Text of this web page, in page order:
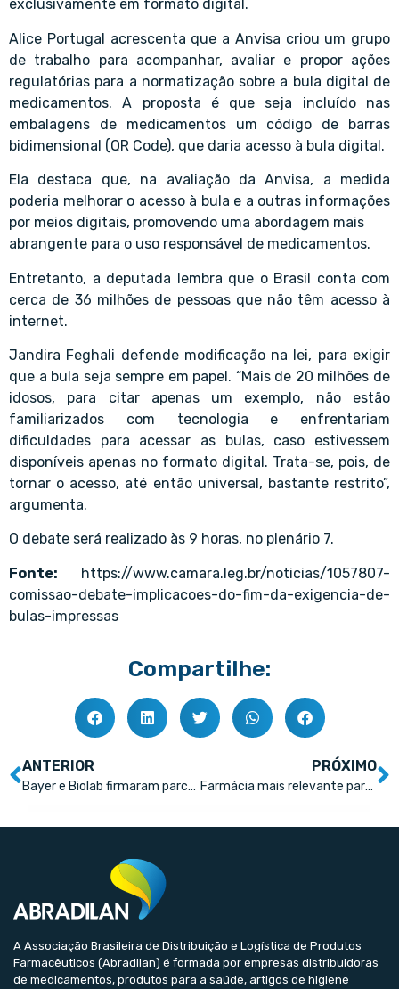
exclusivamente em formato digital.
Alice Portugal acrescenta que a Anvisa criou um grupo
de trabalho para acompanhar, avaliar e propor ações
regulatórias para a normatização sobre a bula digital de
medicamentos. A proposta é que seja incluído nas
embalagens de medicamentos um código de barras
bidimensional (QR Code), que daria acesso à bula digital.
Ela destaca que, na avaliação da Anvisa, a medida
poderia melhorar o acesso à bula e a outras informações
por meios digitais, promovendo uma abordagem mais
abrangente para o uso responsável de medicamentos.
Entretanto, a deputada lembra que o Brasil conta com
cerca de 36 milhões de pessoas que não têm acesso à
internet.
Jandira Feghali defende modificação na lei, para exigir
que a bula seja sempre em papel. “Mais de 20 milhões de
idosos, para citar apenas um exemplo, não estão
familiarizados com tecnologia e enfrentariam
dificuldades para acessar as bulas, caso estivessem
disponíveis apenas no formato digital. Trata-se, pois, de
tornar o acesso, até então universal, bastante restrito”,
argumenta.
O debate será realizado às 9 horas, no plenário 7.
Fonte:
https://www.camara.leg.br/noticias/1057807-
comissao-debate-implicacoes-do-fim-da-exigencia-de-
bulas-impressas
Compartilhe:
ANTERIOR
Bayer e Biolab firmaram parceria inédita visando novo modelo de negócios
PRÓXIMO
Farmácia mais relevante para o cliente
A Associação Brasileira de Distribuição e Logística de Produtos
Farmacêuticos (Abradilan) é formada por empresas distribuidoras
de medicamentos, produtos para a saúde, artigos de higiene